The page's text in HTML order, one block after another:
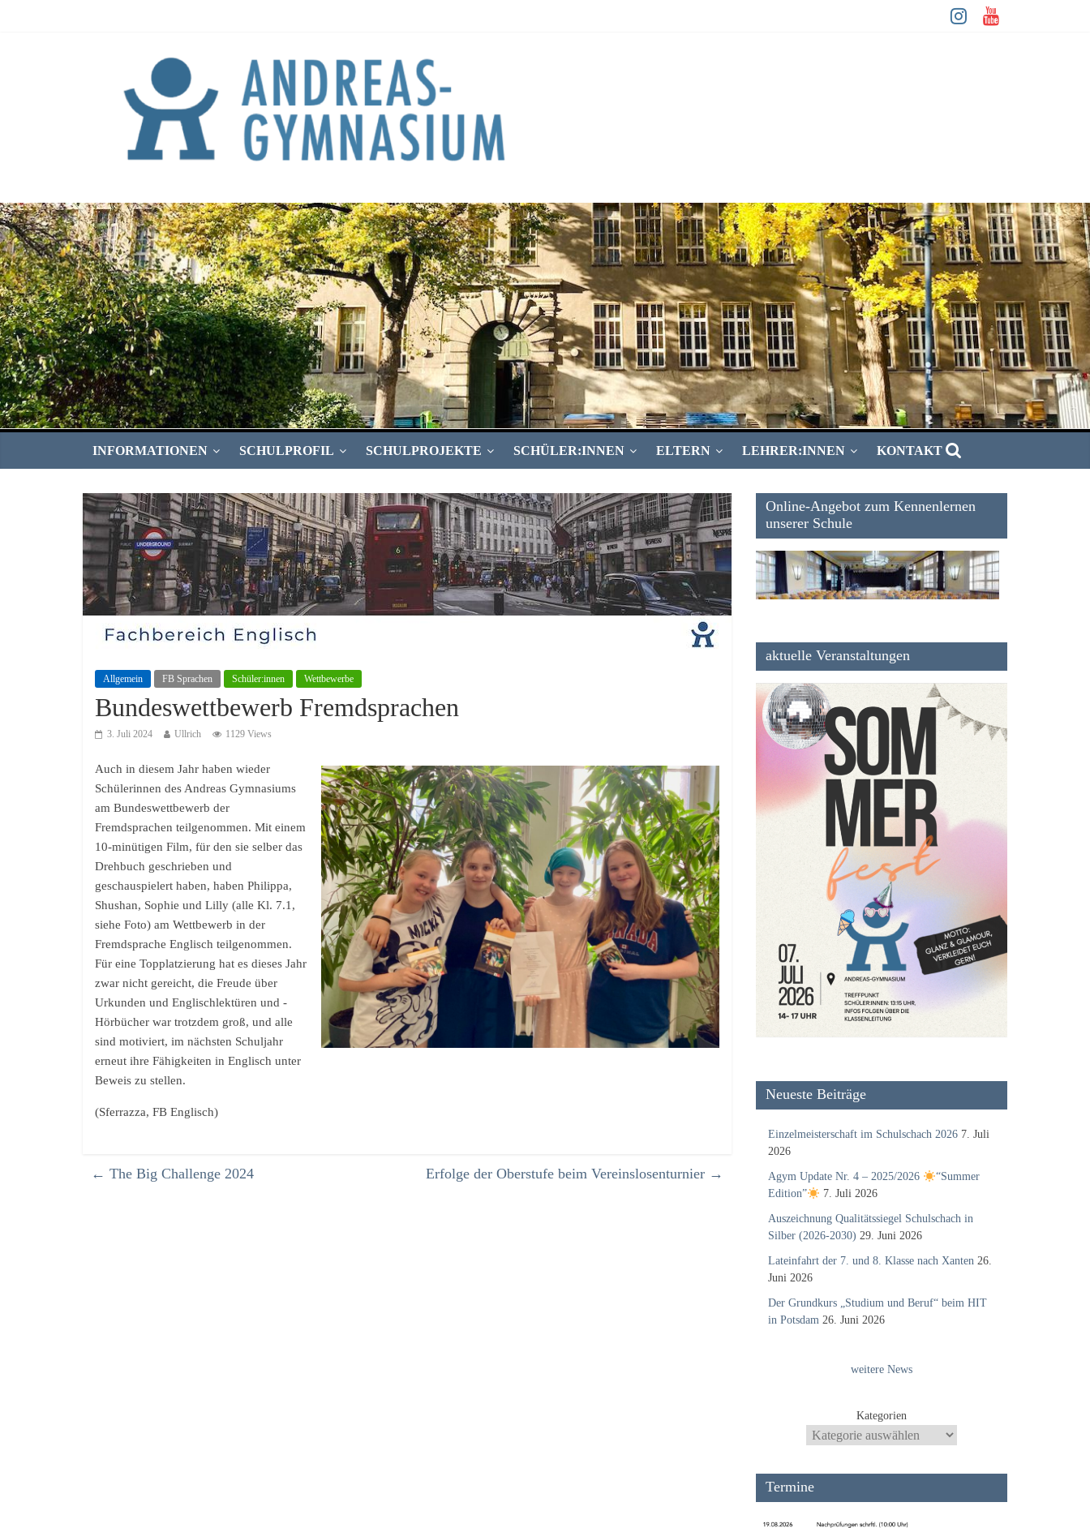
INFORMATIONEN SCHULPROFIL SCHULPROJEKTE SCHÜLER:INNEN ELTERN LEHRER:INNEN KONTAKT
Allgemein FB Sprachen Schüler:innen Wettbewerbe
Bundeswettbewerb Fremdsprachen
3. Juli 2024 Ullrich 1129 Views
Auch in diesem Jahr haben wieder
Schülerinnen des Andreas Gymnasiums
am Bundeswettbewerb der
Fremdsprachen teilgenommen. Mit einem
10-minütigen Film, für den sie selber das
Drehbuch geschrieben und
geschauspielert haben, haben Philippa,
Shushan, Sophie und Lilly (alle Kl. 7.1,
siehe Foto) am Wettbewerb in der
Fremdsprache Englisch teilgenommen.
Für eine Topplatzierung hat es dieses Jahr
zwar nicht gereicht, die Freude über
Urkunden und Englischlektüren und -
Hörbücher war trotzdem groß, und alle
sind motiviert, im nächsten Schuljahr
erneut ihre Fähigkeiten in Englisch unter
Beweis zu stellen.
(Sferrazza, FB Englisch)
← The Big Challenge 2024 Erfolge der Oberstufe beim Vereinslosenturnier →
Online-Angebot zum Kennenlernen
unserer Schule
aktuelle Veranstaltungen
Neueste Beiträge
Einzelmeisterschaft im Schulschach 2026 7. Juli
2026
Agym Update Nr. 4 – 2025/2026
“Summer
Edition”
7. Juli 2026
Auszeichnung Qualitätssiegel Schulschach in
Silber (2026-2030) 29. Juni 2026
Lateinfahrt der 7. und 8. Klasse nach Xanten 26.
Juni 2026
Der Grundkurs „Studium und Beruf“ beim HIT
in Potsdam 26. Juni 2026
weitere News
Kategorien
Termine